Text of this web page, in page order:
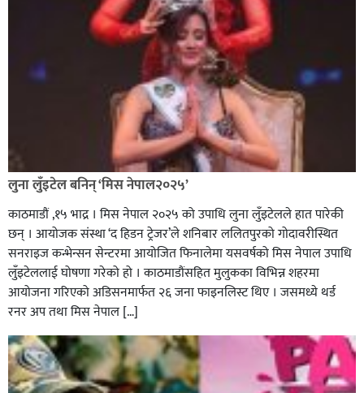
लुना लुँइटेल बनिन् ‘मिस नेपाल२०२५’
काठमाडौं ,१५ भाद्र । मिस नेपाल २०२५ को उपाधि लुना लुँइटेलले हात पारेकी
छन् । आयोजक संस्था ‘द हिडन ट्रेजर’ले शनिबार ललितपुरको गोदावरीस्थित
सनराइज कन्भेन्सन सेन्टरमा आयोजित फिनालेमा यसवर्षको मिस नेपाल उपाधि
लुँइटेललाई घोषणा गरेको हो । काठमाडौंसहित मुलुकका विभिन्न शहरमा
आयोजना गरिएको अडिसनमार्फत २६ जना फाइनलिस्ट थिए । जसमध्ये थर्ड
रनर अप तथा मिस नेपाल […]